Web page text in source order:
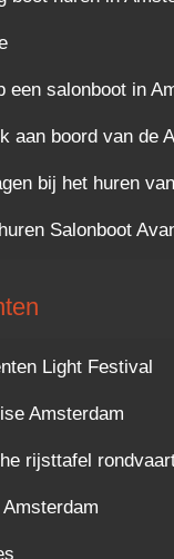
een salonboot in
aan boord van de
bij het huren
Salonboot
Light Festival
Amsterdam
rijsttafel